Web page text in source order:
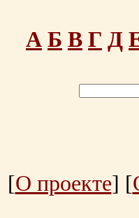
А Б В Г Д
[О проекте] [